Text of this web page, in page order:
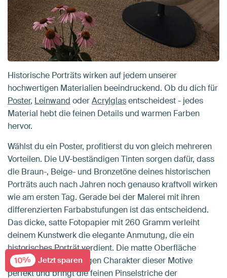
Historische Porträts wirken auf jedem unserer
hochwertigen Materialien beeindruckend. Ob du dich für
Poster, Leinwand oderAcrylglasentscheidest - jedes
Material hebt die feinen Details und warmen Farben
hervor.
Wählst du ein Poster, profitierst du von gleich mehreren
Vorteilen. Die UV-beständigen Tinten sorgen dafür, dass
die Braun-, Beige- und Bronzetöne deines historischen
Porträts auch nach Jahren noch genauso kraftvoll wirken
wie am ersten Tag. Gerade bei der Malerei mit ihren
differenzierten Farbabstufungen ist das entscheidend.
Das dicke, satte Fotopapier mit 260 Gramm verleiht
deinem Kunstwerk die elegante Anmutung, die ein
historisches Porträt verdient. Die matte Oberfläche
unterstreicht den ruhigen Charakter dieser Motive
perfekt und bringt die feinen Pinselstriche der
10% Jetzt sparen